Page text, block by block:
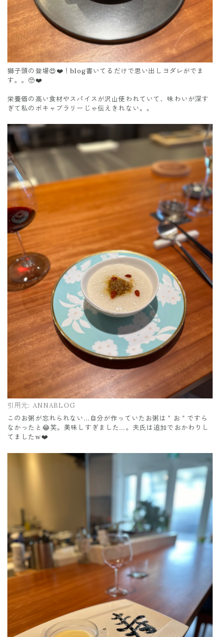
獅子頭の登場😍❤️！blog書いてるだけで思い出しヨダレがでま
す。。🥺❤️
栄養価の高い食材やスパイスが沢山使われていて、味わいが深す
ぎて私のボキャブラリーじゃ伝えきれない。。
引用元: ANNABLOG
このお粥が忘れられない…自分が作っていたお粥は＂お＂ですら
なかったと😂笑。美味しすぎました…。夫氏は追加でおかわりし
てましたw❤️